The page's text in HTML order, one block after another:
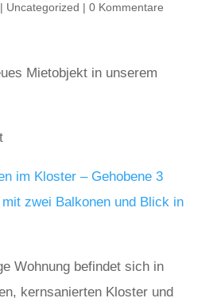
| Uncategorized | 0 Kommentare
Mietobjekt in unserem
im Kloster – Gehobene 3
zwei Balkonen und Blick in
Wohnung befindet sich in
kernsanierten Kloster und